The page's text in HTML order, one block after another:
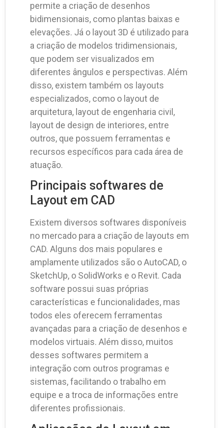
permite a criação de desenhos
bidimensionais, como plantas baixas e
elevações. Já o layout 3D é utilizado para
a criação de modelos tridimensionais,
que podem ser visualizados em
diferentes ângulos e perspectivas. Além
disso, existem também os layouts
especializados, como o layout de
arquitetura, layout de engenharia civil,
layout de design de interiores, entre
outros, que possuem ferramentas e
recursos específicos para cada área de
atuação.
Principais softwares de
Layout em CAD
Existem diversos softwares disponíveis
no mercado para a criação de layouts em
CAD. Alguns dos mais populares e
amplamente utilizados são o AutoCAD, o
SketchUp, o SolidWorks e o Revit. Cada
software possui suas próprias
características e funcionalidades, mas
todos eles oferecem ferramentas
avançadas para a criação de desenhos e
modelos virtuais. Além disso, muitos
desses softwares permitem a
integração com outros programas e
sistemas, facilitando o trabalho em
equipe e a troca de informações entre
diferentes profissionais.